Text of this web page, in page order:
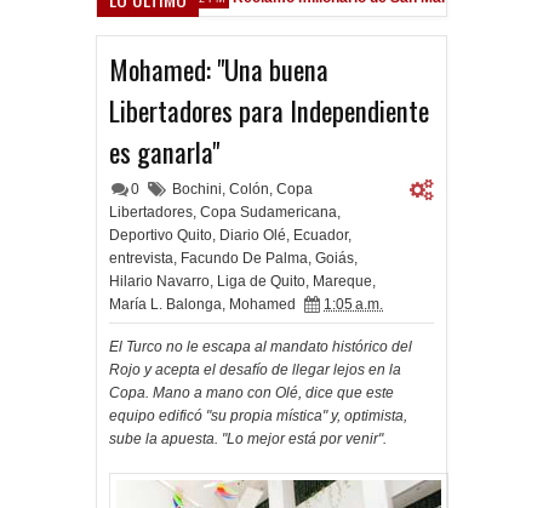
Mohamed: "Una buena
Libertadores para Independiente
es ganarla"
0 Bochini, Colón, Copa
Libertadores, Copa Sudamericana,
Deportivo Quito, Diario Olé, Ecuador,
entrevista, Facundo De Palma, Goiás,
Hilario Navarro, Liga de Quito, Mareque,
María L. Balonga, Mohamed 1:05 a.m.
El Turco no le escapa al mandato histórico del
Rojo y acepta el desafío de llegar lejos en la
Copa. Mano a mano con Olé, dice que este
equipo edificó "su propia mística" y, optimista,
sube la apuesta. "Lo mejor está por venir".